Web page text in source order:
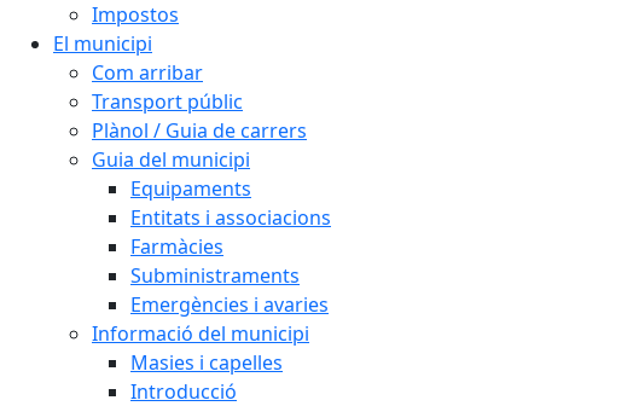
Impostos
El municipi
Com arribar
Transport públic
Plànol / Guia de carrers
Guia del municipi
Equipaments
Entitats i associacions
Farmàcies
Subministraments
Emergències i avaries
Informació del municipi
Masies i capelles
Introducció